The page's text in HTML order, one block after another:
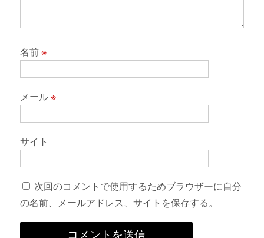
名前※
メール※
サイト
次回のコメントで使用するためブラウザーに自分
の名前、メールアドレス、サイトを保存する。